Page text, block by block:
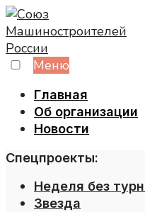
Skip
to
content
Меню
Главная
Об организации
Новости
Спецпроекты:
Неделя без
Звезда